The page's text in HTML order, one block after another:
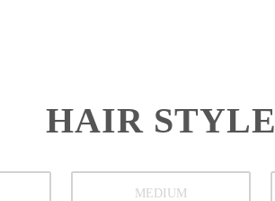
HAIR STYLE
MEDIUM